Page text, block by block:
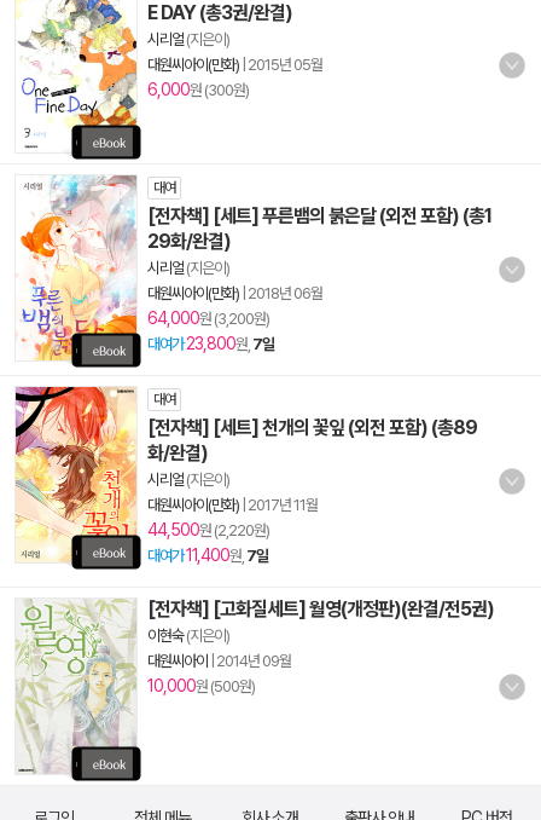
E DAY (총3권/완결)
시리얼 (지은이)
대원씨아이(만화) 2015년 05월
6,000원 (300원)
대여
[전자책] [세트] 푸른뱀의 붉은달 (외전 포함) (총1
29화/완결)
시리얼 (지은이)
대원씨아이(만화) 2018년 06월
64,000원 (3,200원)
대여가 23,800원, 7일
대여
[전자책] [세트] 천개의 꽃잎 (외전 포함) (총89
화/완결)
시리얼 (지은이)
대원씨아이(만화) 2017년 11월
44,500원 (2,220원)
대여가11,400원, 7일
[전자책] [고화질세트] 월영(개정판)(완결/전5권)
이현숙(지은이)
대원씨아이
2014년 09월
10,000원 (500원)